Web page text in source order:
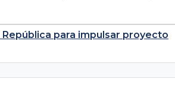
para impulsar proyecto